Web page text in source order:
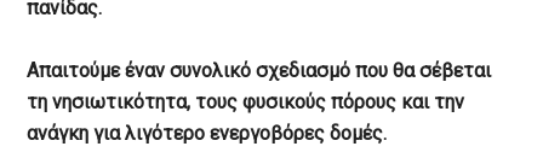
πανίδας.
Απαιτούμε έναν συνολικό σχεδιασμό που θα σέβεται
τη νησιωτικότητα, τους φυσικούς πόρους και την
ανάγκη για λιγότερο ενεργοβόρες δομές.